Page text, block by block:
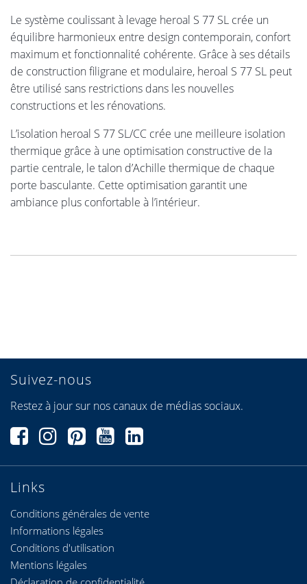
Le système coulissant à levage heroal S 77 SL crée un
équilibre harmonieux entre design contemporain, confort
maximum et fonctionnalité cohérente. Grâce à ses détails
de construction filigrane et modulaire, heroal S 77 SL peut
être utilisé sans restrictions dans les nouvelles
constructions et les rénovations.
L’isolation heroal S 77 SL/CC crée une meilleure isolation
thermique grâce à une optimisation constructive de la
partie centrale, le talon d’Achille thermique de chaque
porte basculante. Cette optimisation garantit une
ambiance plus confortable à l’intérieur.
Links
Conditions générales de vente
Informations légales
Conditions d'utilisation
Suivez-nous
Restez à jour sur nos canaux de médias sociaux.
Mentions légales